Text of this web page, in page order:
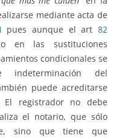
mediante acta de
pues aunque el art82
en las sustituciones
condicionales se
del
puede acreditarse
El registrador no debe
el notario, que sólo
sino que tiene que